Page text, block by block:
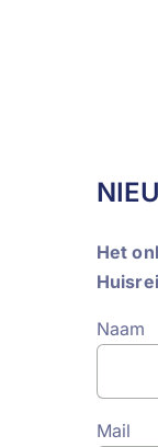
Het
Naam
Mail